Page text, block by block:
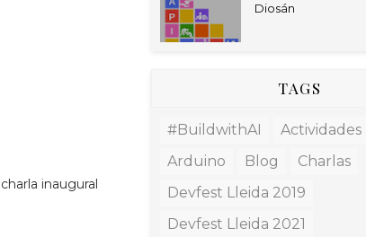
inaugural
Diosán
TAGS
#BuildwithAI
Actividades
Arduino
Blog
Charlas
Devfest Lleida 2019
Devfest Lleida 2021